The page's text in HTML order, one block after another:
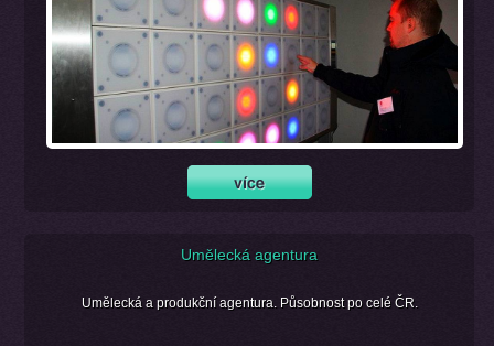
Umělecká agentura
Umělecká a produkční agentura. Působnost po celé ČR.